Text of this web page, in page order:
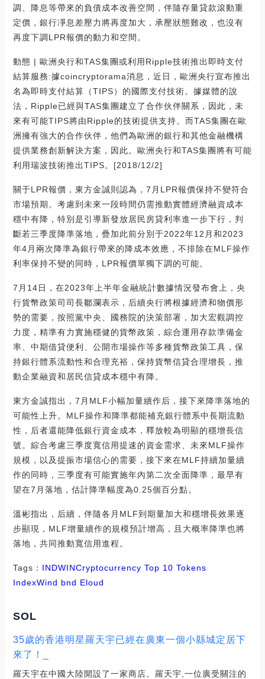
調、降息等帶來的負債成本改善空間，伴隨存量貸款滾動重
定價，銀行凈息差壓力將再度加大，承壓狀態難改，也沒有
再度下調LPR報價的動力和空間。
動態 | 歐洲央行和TAS集團或利用Ripple技術推出即時支付
結算服務:據coincryptorama消息，近日，歐洲央行宣布推出
名為即時支付結算（TIPS）的國際支付技術。據媒體的說
法，Ripple已經與TAS集團建立了合作伙伴關系，因此，未
來有可能TIPS將由Ripple的技術提供支持。而TAS集團在歐
洲擁有強大的合作伙伴，他們為歐洲的銀行和其他金融機構
提供業務創新解決方案，因此。歐洲央行和TAS集團將有可能
利用瑞波技術推出TIPS。[2018/12/2]
關于LPR報價，東方金誠則認為，7月LPR報價保持不變符合
市場預期。考慮到未來一段時間仍需推動實體經濟融資成本
穩中有降，特別是引導新發放居民房貸利率進一步下行，判
斷若三季度降準落地，疊加此前分別于2022年12月和2023
年4月兩次降準為銀行帶來的降成本效應，不排除在MLF操作
利率保持不變的同時，LPR報價單獨下調的可能。
7月14日，在2023年上半年金融統計數據情況發布會上，央
行貨幣政策司司長鄒瀾表示，后續央行將根據經濟和物價形
勢的需要，按照黨中央、國務院的決策部署，加大宏觀調控
力度，精準有力實施穩健的貨幣政策，綜合運用存款準備金
率、中期借貸便利、公開市場操作等多種貨幣政策工具，保
持銀行體系流動性和合理充裕，保持貨幣信貸合理增長，推
動企業融資和居民信貸成本穩中有降。
東方金誠指出，7月MLF小幅加量續作后，接下來降準落地的
可能性上升。MLF操作和降準都能補充銀行體系中長期流動
性，后者還能降低銀行資金成本，釋放較為明顯的穩增長信
號。綜合考慮三季度寬信用提速的資金需求、未來MLF操作
規模，以及提振市場信心的需要，接下來在MLF持續加量續
作的同時，三季度有可能實施年內第二次全面降準，最早有
望在7月落地，估計降準幅度為0.25個百分點。
溫彬指出，后續，伴隨各月MLF到期量加大和穩增長效果逐
步顯現，MLF增量續作的規模預計增高，且大概率降準也將
落地，共同推動寬信用進程。
Tags： INDWINCryptocurrency Top 10 Tokens
IndexWind bnd Eloud
SOL
35歲的香港明星羅天宇已經在廣東一個小縣城定居下
來了！_
羅天宇在中國大陸開設了一家商店。羅天宇,一位廣受關注的